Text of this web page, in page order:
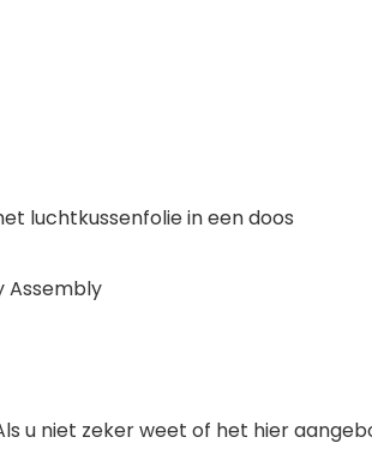
luchtkussenfolie in een doos
Assembly
u niet zeker weet of het hier